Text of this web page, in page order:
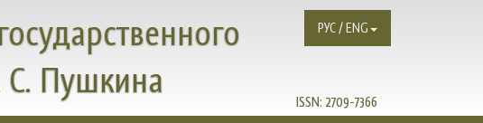
С. Пушкина
ISSN: 2709-7366
РУС / ENG